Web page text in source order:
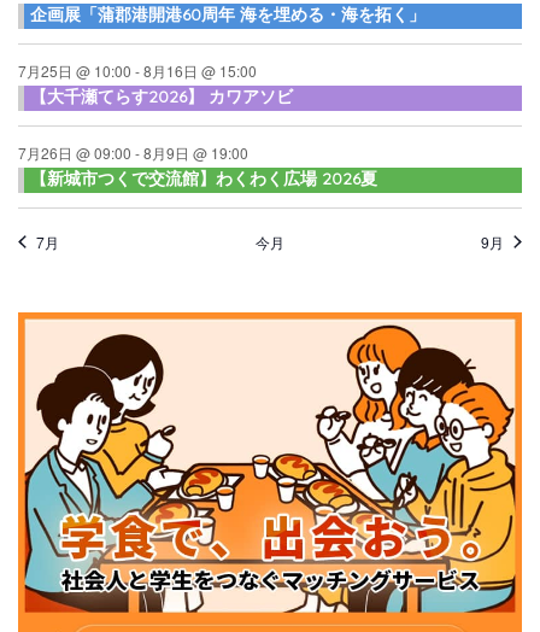
企画展「蒲郡港開港60周年 海を埋める・海を拓く」
7月25日 @ 10:00 -8月16日 @ 15:00
【大千瀬てらす2026】 カワアソビ
7月26日 @ 09:00 -8月9日 @ 19:00
【新城市つくで交流館】わくわく広場 2026夏
7月 今月 9月